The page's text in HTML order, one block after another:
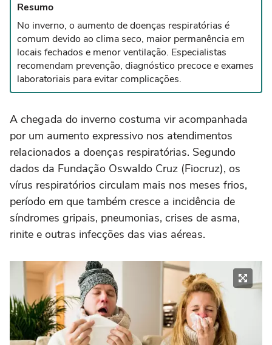
Resumo
No inverno, o aumento de doenças respiratórias é
comum devido ao clima seco, maior permanência em
locais fechados e menor ventilação. Especialistas
recomendam prevenção, diagnóstico precoce e exames
laboratoriais para evitar complicações.
A chegada do inverno costuma vir acompanhada
por um aumento expressivo nos atendimentos
relacionados a doenças respiratórias. Segundo
dados da Fundação Oswaldo Cruz (Fiocruz), os
vírus respiratórios circulam mais nos meses frios,
período em que também cresce a incidência de
síndromes gripais, pneumonias, crises de asma,
rinite e outras infecções das vias aéreas.